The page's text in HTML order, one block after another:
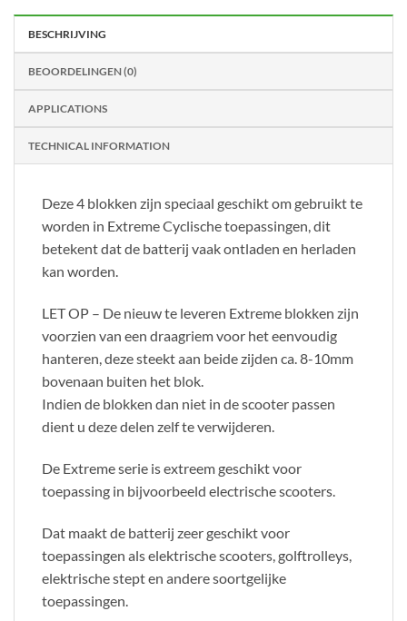
BESCHRIJVING
BEOORDELINGEN (0)
APPLICATIONS
TECHNICAL INFORMATION
Deze 4 blokken zijn speciaal geschikt om gebruikt te
worden in Extreme Cyclische toepassingen, dit
betekent dat de batterij vaak ontladen en herladen
kan worden.
LET OP – De nieuw te leveren Extreme blokken zijn
voorzien van een draagriem voor het eenvoudig
hanteren, deze steekt aan beide zijden ca. 8-10mm
bovenaan buiten het blok.
Indien de blokken dan niet in de scooter passen
dient u deze delen zelf te verwijderen.
De Extreme serie is extreem geschikt voor
toepassing in bijvoorbeeld electrische scooters.
Dat maakt de batterij zeer geschikt voor
toepassingen als elektrische scooters, golftrolleys,
elektrische stept en andere soortgelijke
toepassingen.